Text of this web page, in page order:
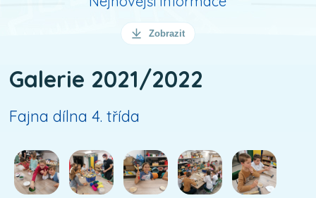
Zobrazit
Galerie 2021/2022
Fajna dílna 4. třída